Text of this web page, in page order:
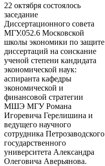
22 октября состоялось
заседание
Диссертационного совета
МГУ.052.6 Московской
школы экономики по защите
диссертаций на соискание
ученой степени кандидата
экономической наук:
аспиранта кафедры
экономической и
финансовой стратегии
МШЭ МГУ Романа
Игоревича Герелишина и
ведущего научного
сотрудника Петрозаводского
государственного
университета Александра
Олеговича Аверьянова.